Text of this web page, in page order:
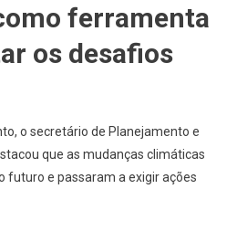
ferramenta
os desafios
o secretário de Planejamento e
que as mudanças climáticas
futuro e passaram a exigir ações